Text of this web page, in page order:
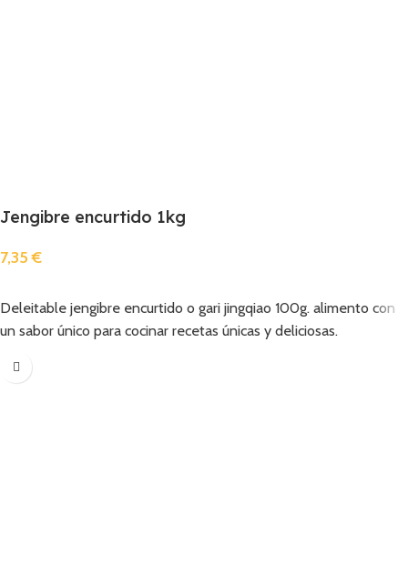
Jengibre encurtido 1kg
7,35€
Deleitable jengibre encurtido o gari jingqiao 100g. alimento con
un sabor único para cocinar recetas únicas y deliciosas.